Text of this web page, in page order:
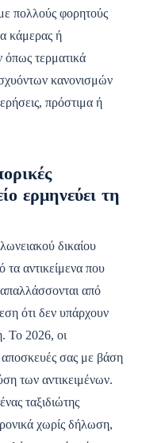
πολλούς φορητούς
κάμερας ή
όπως τερματικά
κανονισμών
πρόστιμα ή
ερμηνεύει τη
δικαίου
τα αντικείμενα που
από
ότι δεν υπάρχουν
Το 2026, οι
αποσκευές σας με βάση
των αντικειμένων.
ταξιδιώτης
χωρίς δήλωση,